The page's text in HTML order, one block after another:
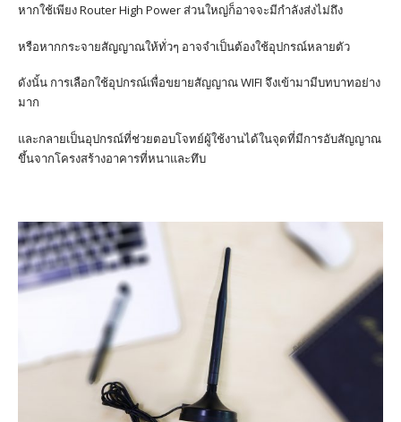
หากใช้เพียง Router High Power ส่วนใหญ่ก็อาจจะมีกำลังส่งไม่ถึง
หรือหากกระจายสัญญาณให้ทั่วๆ อาจจำเป็นต้องใช้อุปกรณ์หลายตัว
ดังนั้น การเลือกใช้อุปกรณ์เพื่อขยายสัญญาณ WIFI จึงเข้ามามีบทบาทอย่าง
มาก
และกลายเป็นอุปกรณ์ที่ช่วยตอบโจทย์ผู้ใช้งานได้ในจุดที่มีการอับสัญญาณ
ขึ้นจากโครงสร้างอาคารที่หนาและทึบ